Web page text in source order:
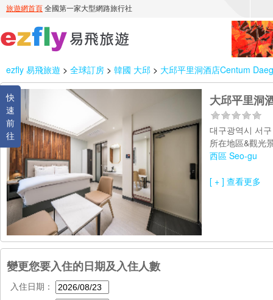
ezfly 易飛旅遊 > 全球訂房 > 韓國 大邱 > 大邱平里洞酒店Centum
快
速
前
往
大邱平里洞
대구광역시 서
所在地區&觀光
西區 Seo-gu
[ + ] 查看更多
變更您要入住的日期及入住人數
入住日期：